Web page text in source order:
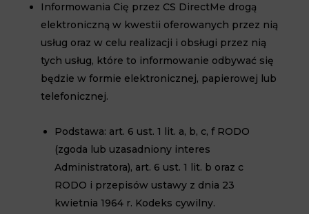
Informowania Cię przez CS DirectMe drogą
elektroniczną w kwestii oferowanych przez nią
usług oraz w celu realizacji i obsługi przez nią
tych usług, które to informowanie odbywać się
będzie w formie elektronicznej, papierowej lub
telefonicznej.
Podstawa: art. 6 ust. 1 lit. a, b, c, f RODO
(zgoda lub uzasadniony interes
Administratora), art. 6 ust. 1 lit. b oraz c
RODO i przepisów ustawy z dnia 23
kwietnia 1964 r. Kodeks cywilny.